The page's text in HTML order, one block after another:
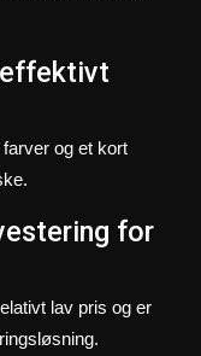
effektivt
og et kort
for
lav pris og er